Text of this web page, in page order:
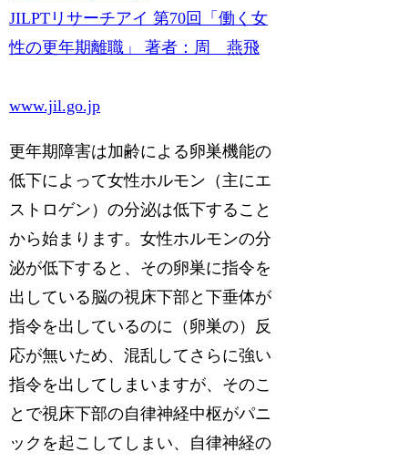
JILPTリサーチアイ 第70回「働く女
性の更年期離職」 著者：周 燕飛
www.jil.go.jp
更年期障害は加齢による卵巣機能の
低下によって女性ホルモン（主にエ
ストロゲン）の分泌は低下すること
から始まります。女性ホルモンの分
泌が低下すると、その卵巣に指令を
出している脳の視床下部と下垂体が
指令を出しているのに（卵巣の）反
応が無いため、混乱してさらに強い
指令を出してしまいますが、そのこ
とで視床下部の自律神経中枢がパニ
ックを起こしてしまい、自律神経の